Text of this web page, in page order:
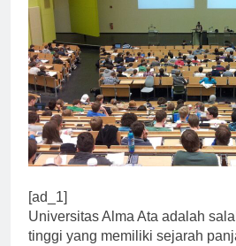
[ad_1]
Universitas Alma Ata adalah
tinggi yang memiliki sejarah